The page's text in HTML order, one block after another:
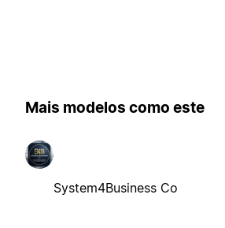
Mais modelos como este
System4Business Co